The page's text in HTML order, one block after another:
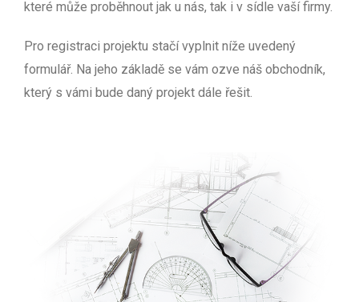
které může proběhnout jak u nás, tak i v sídle vaší firmy.
Pro registraci projektu stačí vyplnit níže uvedený
formulář. Na jeho základě se vám ozve náš obchodník,
který s vámi bude daný projekt dále řešit.